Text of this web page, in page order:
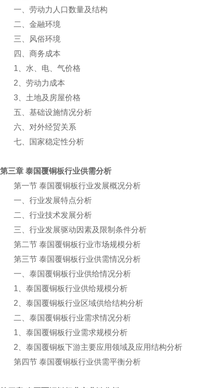
一、劳动力人口数量及结构
二、金融环境
三、风俗环境
四、商务成本
1 、水、电、气价格
2 、劳动力成本
3 、土地及房屋价格
五、基础设施情况分析
六、对外经贸关系
七、国家稳定性分析
第三章 泰国覆铜板行业供需分析
第一节 泰国覆铜板行业发展概况分析
一、行业发展特点分析
二、行业技术发展分析
三、行业发展驱动因素及限制条件分析
第二节 泰国覆铜板行业市场规模分析
第三节 泰国覆铜板行业供需情况分析
一、泰国覆铜板行业供给情况分析
1 、泰国覆铜板行业供给规模分析
2 、泰国覆铜板行业区域供给结构分析
二、泰国覆铜板行业需求情况分析
1 、泰国覆铜板行业需求规模分析
2 、泰国覆铜板下游主要应用领域及应用结构分析
第四节 泰国覆铜板行业供需平衡分析